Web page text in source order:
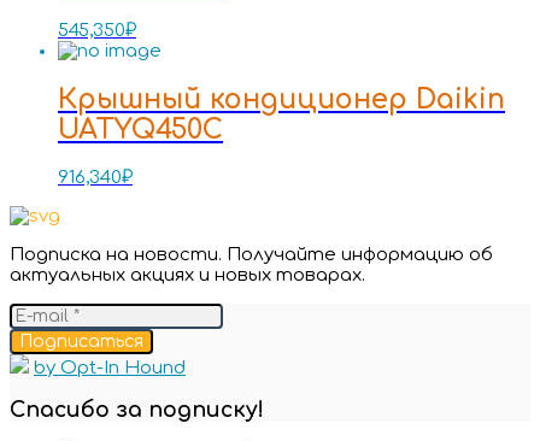
545,350₽
Крышный кондиционер Daikin
UATYQ450C
916,340₽
Подписка на новости. Получайте информацию об
актуальных акциях и новых товарах.
Подписаться
by Opt-In Hound
Спасибо за подписку!